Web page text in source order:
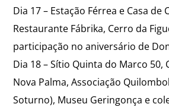
Dia 17 – Estação Férrea e Casa
Restaurante Fábrika, Cerro da
participação no aniversário de
Dia 18 – Sítio Quinta do Marco
Nova Palma, Associação
Soturno), Museu Geringonça e